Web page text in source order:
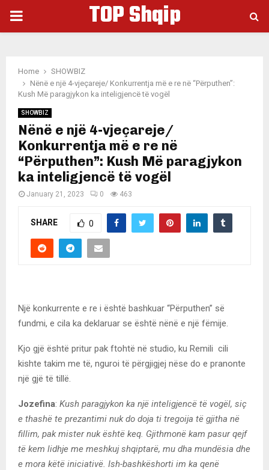
PRIMARY
TOP Shqip
Home
SHOWBIZ
Nënë e një 4-vjeçareje/ Konkurrentja më e re në “Përputhen”:
Kush Më paragjykon ka inteligjencë të vogël
SHOWBIZ
Nënë e një 4-vjeçareje/
Konkurrentja më e re në
“Përputhen”: Kush Më paragjykon
ka inteligjencë të vogël
January 21, 2023 0 463
SHARE 0
Një konkurrente e re i është bashkuar “Përputhen” së
fundmi, e cila ka deklaruar se është nënë e një fëmije.
Kjo gjë është pritur pak ftohtë në studio, ku Remili cili
kishte takim me të, nguroi të përgjigjej nëse do e pranonte
një gjë të tillë.
Jozefina: Kush paragjykon ka një inteligjencë të vogël, siç
e thashë te prezantimi nuk do doja ti tregoija të gjitha në
fillim, pak mister nuk është keq. Gjithmonë kam pasur qejf
të kem lidhje me meshkuj shqiptarë, mu dha mundësia dhe
e mora këtë iniciativë. Ish-bashkëshorti im ka qenë